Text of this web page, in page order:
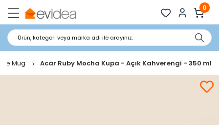
0
Ürün, kategori veya marka adı ile arayınız.
Mug Acar Ruby Mocha Kupa - Açık Kahverengi - 350 ml